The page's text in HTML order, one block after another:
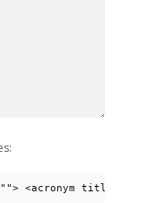
title="">